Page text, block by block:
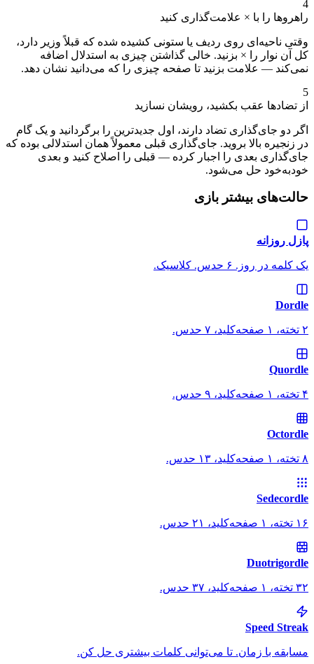
راهروها را با × علامت‌گذاری کنید
وقتی ناحیه‌ای روی ردیف یا ستونی کشیده شده که قبلاً وزیر دارد،
کل آن نوار را × بزنید. خالی گذاشتن چیزی به استدلال اضافه
نمی‌کند — علامت بزنید تا صفحه چیزی را که می‌دانید نشان دهد.
از تضادها عقب بکشید، رویشان نسازید
اگر دو جای‌گذاری تضاد دارند، اول جدیدترین را برگردانید و یک گام
در زنجیره بالا بروید. جای‌گذاری قبلی معمولاً همان استدلالی بوده که
جای‌گذاری بعدی را اجبار کرده — قبلی را اصلاح کنید و بعدی
خودبه‌خود حل می‌شود.
حالت‌های بیشتر بازی
پازل روزانه
یک کلمه در روز. ۶ حدس. کلاسیک.
Dordle
Quordle
Octordle
Sedecordle
۱۶ تخته، ۱ صفحه‌کلید، ۲۱ حدس.
Duotrigordle
۳۲ تخته، ۱ صفحه‌کلید، ۳۷ حدس.
Speed Streak
مسابقه با زمان. تا می‌توانی کلمات بیشتری حل کن.